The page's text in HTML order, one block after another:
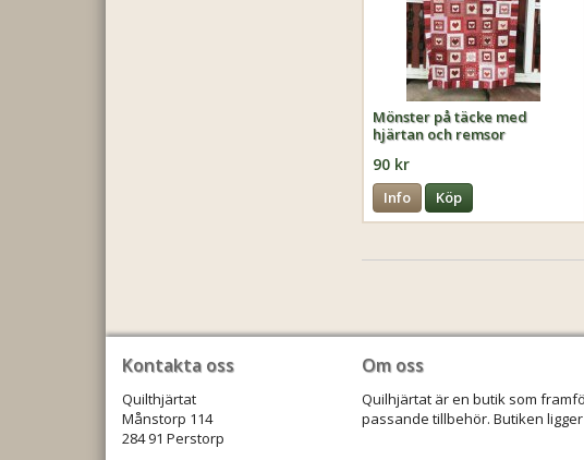
Mönster på täcke med
hjärtan och remsor
90 kr
Info Köp
Kontakta oss
Quilthjärtat
Månstorp 114
284 91 Perstorp
Om oss
Quilhjärtat är en butik som
passande tillbehör. Butiken